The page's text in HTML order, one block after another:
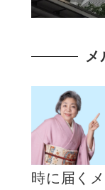
メ
時に届く